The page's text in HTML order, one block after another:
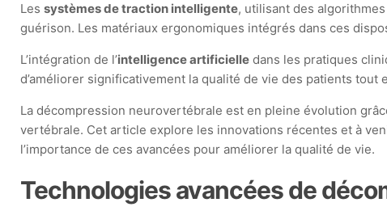
Lessystèmes de traction intelligente, utilisant des
guérison. Les matériaux ergonomiques intégrés dans ces
L’intégration de l’intelligence artificielle dans les pratiques
d’améliorer significativement la qualité de vie des patients
La décompression neurovertébrale est en pleine évolution
vertébrale. Cet article explore les innovations récentes et à
l’importance de ces avancées pour améliorer la qualité de vie.
Technologies avancées de